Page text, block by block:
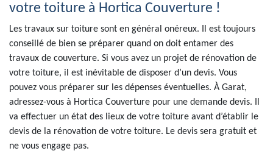
votre toiture à Hortica Couverture !
Les travaux sur toiture sont en général onéreux. Il est toujours
conseillé de bien se préparer quand on doit entamer des
travaux de couverture. Si vous avez un projet de rénovation de
votre toiture, il est inévitable de disposer d’un devis. Vous
pouvez vous préparer sur les dépenses éventuelles. À Garat,
adressez-vous à Hortica Couverture pour une demande devis. Il
va effectuer un état des lieux de votre toiture avant d’établir le
devis de la rénovation de votre toiture. Le devis sera gratuit et
ne vous engage pas.